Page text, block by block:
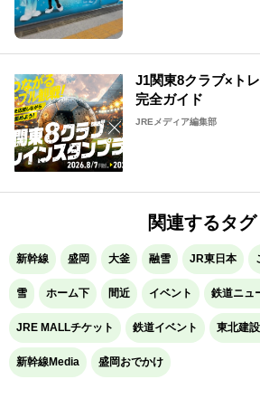
J1関東8クラブ×ト
完全ガイド
JREメディア編集部
関連するタグ
新幹線 盛岡 大釜 融雪 JR東日本
雪 ホーム下 間近 イベント 鉄道ニュ
JRE MALLチケット 鉄道イベント 東北建
新幹線Media 盛岡おでかけ